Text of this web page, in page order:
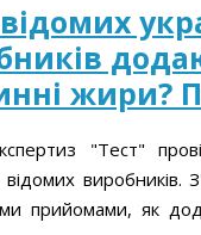
жири?
"Тест"
виробників.
прийомами, як